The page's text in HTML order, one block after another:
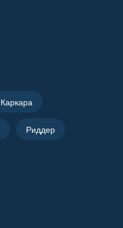
Каркара
Риддер